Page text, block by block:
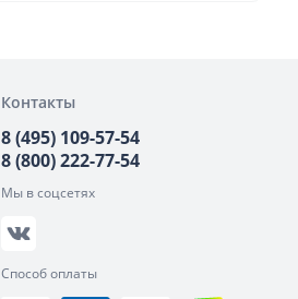
Контакты
8 (495) 109-57-54
8 (800) 222-77-54
Мы в соцсетях
Способ оплаты